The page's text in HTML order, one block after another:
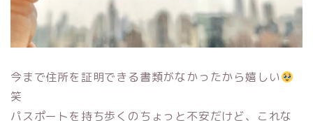
今まで住所を証明できる書類がなかったから嬉しい
笑
パスポートを持ち歩くのちょっと不安だけど、これな